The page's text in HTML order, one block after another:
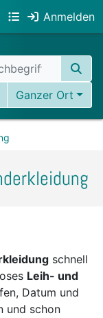
Anmelden
Ganzer Ort
schnell
Leih- und
Datum und
und schon